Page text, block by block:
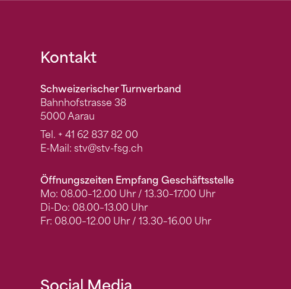
Fusszeile
Kontakt
Schweizerischer Turnverband
Bahnhofstrasse 38
5000 Aarau
Tel. + 41 62 837 82 00
E-Mail: stv@stv-fsg.ch
Öffnungszeiten Empfang Geschäftsstelle
Mo: 08.00–12.00 Uhr / 13.30–17.00 Uhr
Di-Do: 08.00–13.00 Uhr
Fr: 08.00–12.00 Uhr / 13.30–16.00 Uhr